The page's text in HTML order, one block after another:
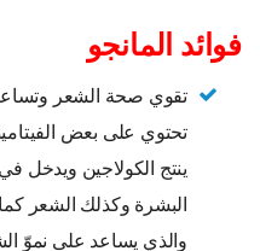
فوائد المانجو
تقوي صحة الشعر
تحتوي على بعض
ينتج الكولاجين ويدخل
البشرة وكذلك الشعر كما
والذي يساعد على نموّ